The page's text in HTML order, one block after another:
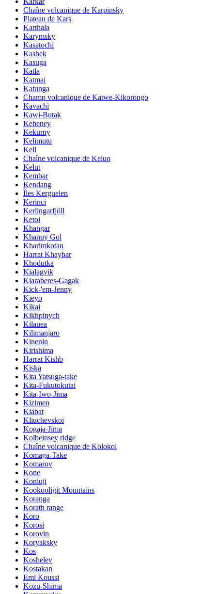
Chaîne volcanique de Karpinsky
Plateau de Kars
Karthala
Karymsky
Kasatochi
Kasbek
Kasuga
Katla
Katmai
Katunga
Champ volcanique de Katwe-Kikorongo
Kavachi
Kawi-Butak
Kebeney
Kekurny
Kelimutu
Kell
Chaîne volcanique de Keluo
Kelut
Kembar
Kendang
Îles Kerguelen
Kerinci
Kerlingarfjöll
Ketoi
Khangar
Khanuy Gol
Kharimkotan
Harrat Khaybar
Khodutka
Kialagvik
Kiaraberes-Gagak
Kick-'em-Jenny
Kieyo
Kikai
Kikhpinych
Kilauea
Kilimanjaro
Kinenin
Kirishima
Harrat Kishb
Kiska
Kita Yatsuga-take
Kita-Fukutokutai
Kita-Iwo-Jima
Kizimen
Klabat
Kliuchevskoi
Kogaja-Jima
Kolbeinsey ridge
Chaîne volcanique de Kolokol
Komaga-Take
Komarov
Kone
Koniuji
Kookooligit Mountains
Koranga
Korath range
Koro
Korosi
Korovin
Koryaksky
Kos
Koshelev
Kostakan
Emi Koussi
Kozu-Shima